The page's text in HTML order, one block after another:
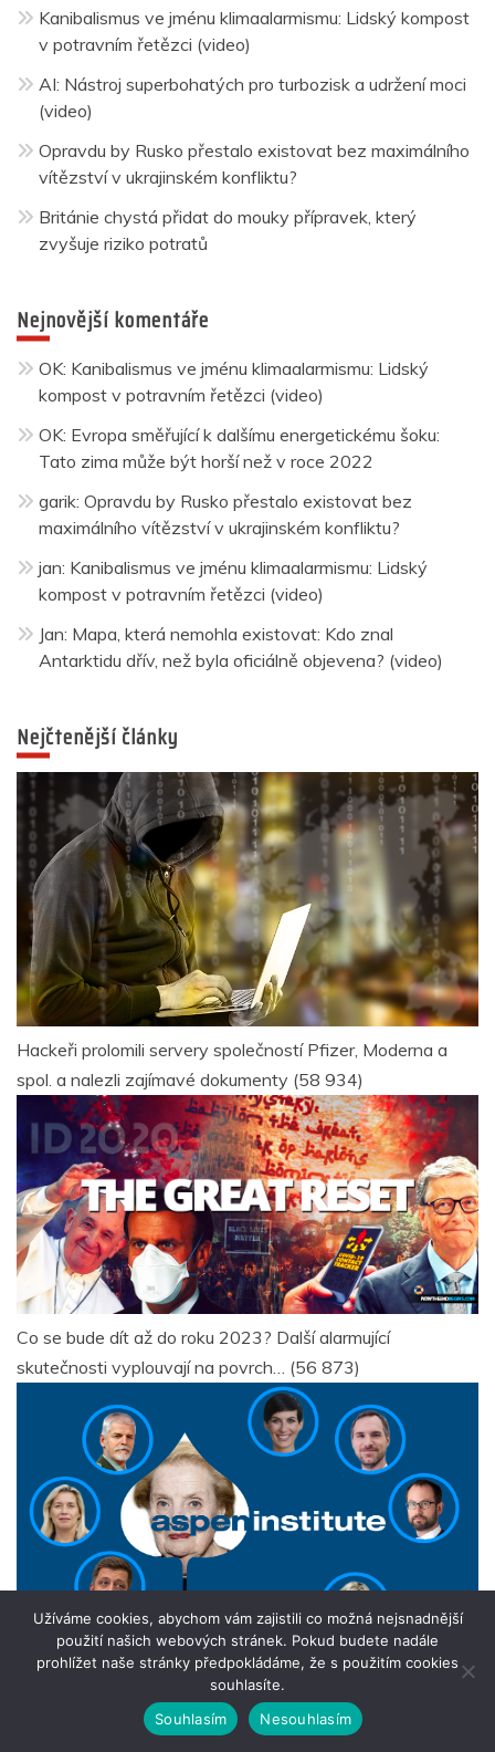
Kanibalismus ve jménu klimaalarmismu: Lidský kompost
v potravním řetězci (video)
AI: Nástroj superbohatých pro turbozisk a udržení moci
(video)
Opravdu by Rusko přestalo existovat bez maximálního
vítězství v ukrajinském konfliktu?
Británie chystá přidat do mouky přípravek, který
zvyšuje riziko potratů
Nejnovější komentáře
OK: Kanibalismus ve jménu klimaalarmismu: Lidský
kompost v potravním řetězci (video)
OK: Evropa směřující k dalšímu energetickému šoku:
Tato zima může být horší než v roce 2022
garik: Opravdu by Rusko přestalo existovat bez
maximálního vítězství v ukrajinském konfliktu?
jan: Kanibalismus ve jménu klimaalarmismu: Lidský
kompost v potravním řetězci (video)
Jan: Mapa, která nemohla existovat: Kdo znal
Antarktidu dřív, než byla oficiálně objevena? (video)
Nejčtenější články
Hackeři prolomili servery společností Pfizer, Moderna a
spol. a nalezli zajímavé dokumenty (58 934)
Co se bude dít až do roku 2023? Další alarmující
skutečnosti vyplouvají na povrch…
(56 873)
(54 849)
Užíváme cookies, abychom vám zajistili co možná nejsnadnější
použití našich webových stránek. Pokud budete nadále
prohlížet naše stránky předpokládáme, že s použitím cookies
souhlasíte.
Souhlasím
Nesouhlasím